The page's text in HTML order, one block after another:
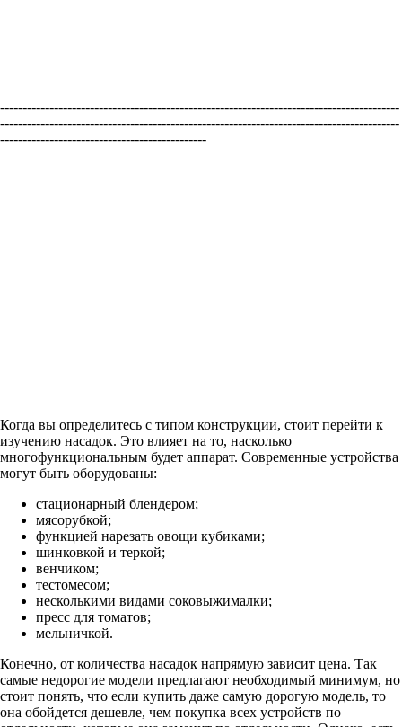
-----------------------------------------------------------------------------------------
-----------------------------------------------------------------------------------------
----------------------------------------------
Когда вы определитесь с типом конструкции, стоит перейти к
изучению насадок. Это влияет на то, насколько
многофункциональным будет аппарат. Современные устройства
могут быть оборудованы:
стационарный блендером;
мясорубкой;
функцией нарезать овощи кубиками;
шинковкой и теркой;
венчиком;
тестомесом;
несколькими видами соковыжималки;
пресс для томатов;
мельничкой.
Конечно, от количества насадок напрямую зависит цена. Так
самые недорогие модели предлагают необходимый минимум, но
стоит понять, что если купить даже самую дорогую модель, то
она обойдется дешевле, чем покупка всех устройств по